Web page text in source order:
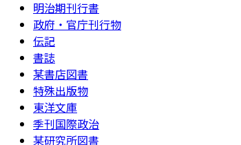
明治期刊行書
政府・官庁刊行物
伝記
書誌
某書店図書
特殊出版物
東洋文庫
季刊国際政治
某研究所図書